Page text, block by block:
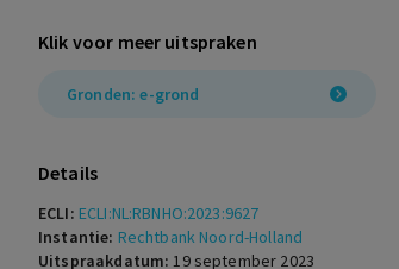
Klik voor meer uitspraken
Gronden: e-grond
Details
ECLI: ECLI:NL:RBNHO:2023:9627
Instantie: Rechtbank Noord-Holland
Uitspraakdatum:19 september 2023